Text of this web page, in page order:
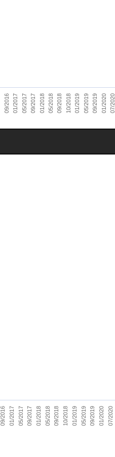
09/2016 01/2017 05/2017 09/2017 01/2018 05/2018 09/2018 10/2018 01/2019 05/2019 09/2019 01/2020 07/2020
09/2016 01/2017 05/2017 09/2017 01/2018 05/2018 09/2018 10/2018 01/2019 05/2019 09/2019 01/2020 07/2020